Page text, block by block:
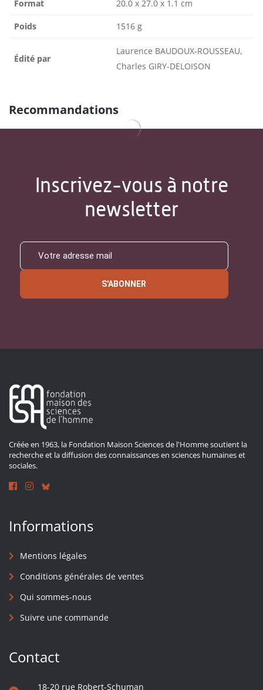
Format 20.0 x 27.0 x 1.1 cm
Poids 1516 g
Édité par
Laurence BAUDOUX-ROUSSEAU,
Charles GIRY-DELOISON
Recommandations
Inscrivez-vous à notre
newsletter
S'ABONNER
Créée en 1963, la Fondation Maison Sciences de l'Homme soutient la
recherche et la diffusion des connaissances en sciences humaines et
sociales.
Informations
Mentions légales
Conditions générales de ventes
Qui sommes-nous
Suivre une commande
Contact
18-20 rue Robert-Schuman